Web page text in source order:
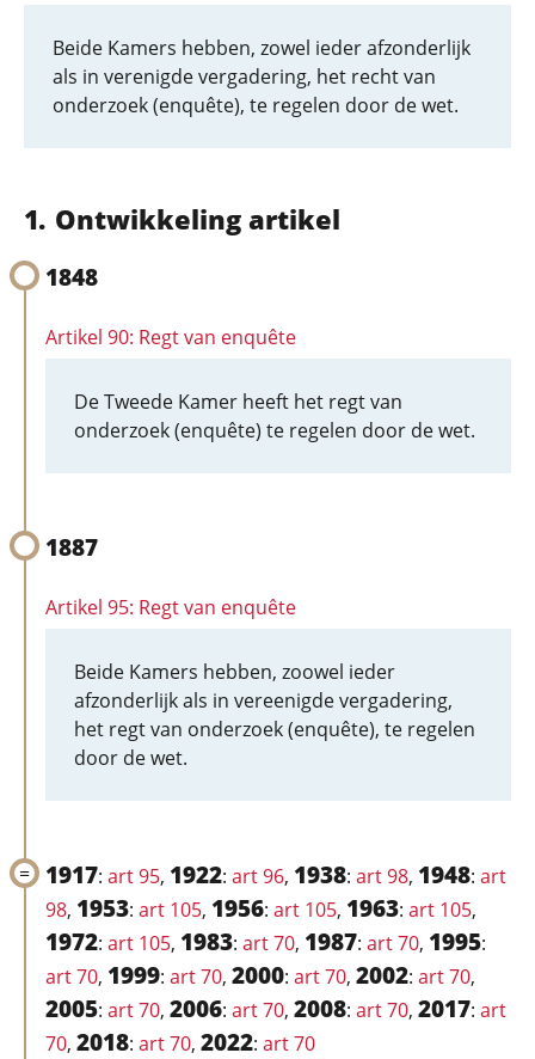
Beide Kamers hebben, zowel ieder afzonderlijk
als in verenigde vergadering, het recht van
onderzoek (enquête), te regelen door de wet.
Ontwikkeling artikel
1848
Artikel 90: Regt van enquête
De Tweede Kamer heeft het regt van
onderzoek (enquête) te regelen door de wet.
1887
Artikel 95: Regt van enquête
Beide Kamers hebben, zoowel ieder
afzonderlijk als in vereenigde vergadering,
het regt van onderzoek (enquête), te regelen
door de wet.
1917: art 95, 1922: art 96, 1938: art 98, 1948: art
98, 1953: art 105, 1956: art 105, 1963: art 105,
1972: art 105, 1983: art 70, 1987: art 70, 1995:
art 70, 1999: art 70, 2000: art 70, 2002: art 70,
2005: art 70, 2006: art 70, 2008: art 70, 2017: art
70, 2018: art 70, 2022: art 70